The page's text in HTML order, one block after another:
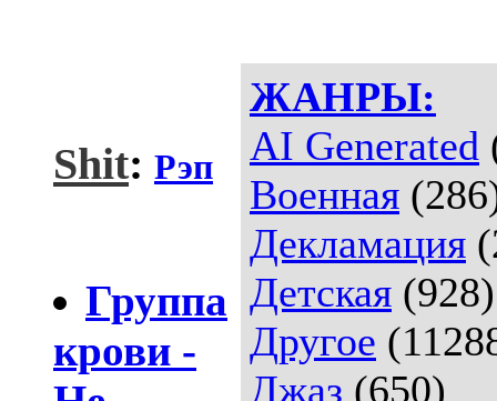
ЖАНРЫ:
AI Generated
Военная
Декламация
Детская (928)
Другое
Джаз (650)
Shit: Рэп
Группа
крови -